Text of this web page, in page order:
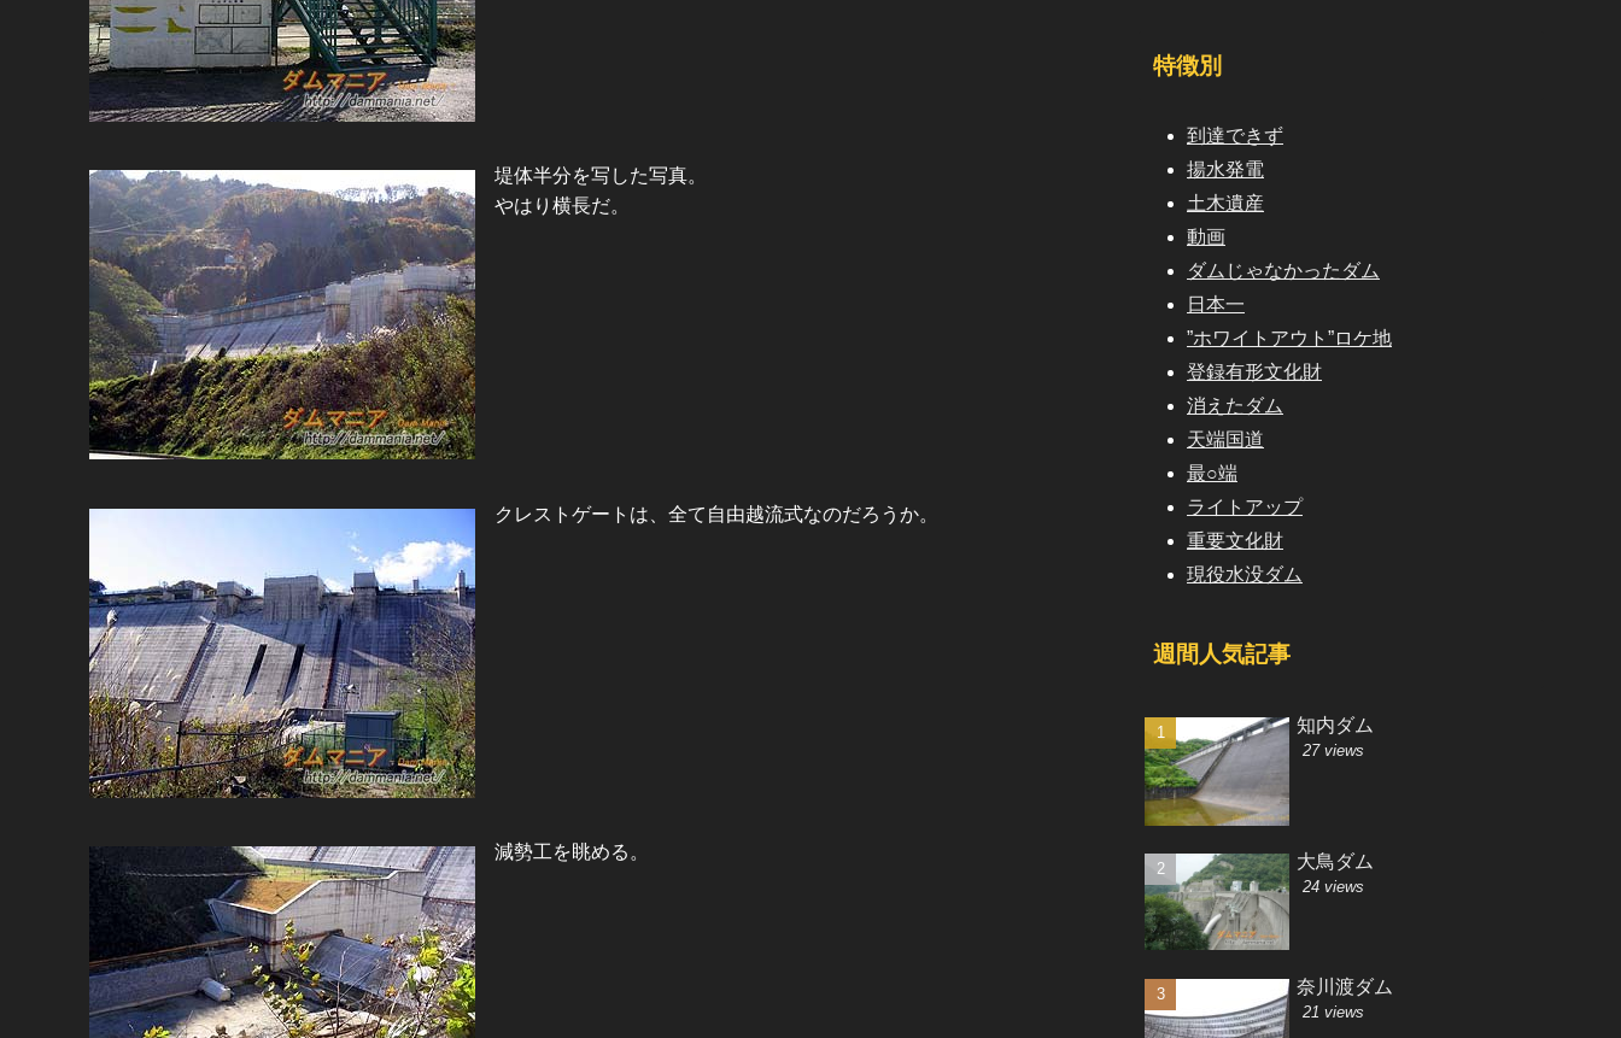
堤体半分を写した写真。
やはり横長だ。
クレストゲートは、全て自由越流式なのだろうか。
減勢工を眺める。
特徴別
到達できず
揚水発電
土木遺産
動画
ダムじゃなかったダム
日本一
”ホワイトアウト”ロケ地
登録有形文化財
消えたダム
天端国道
最○端
ライトアップ
重要文化財
現役水没ダム
週間人気記事
知内ダム
27 views
大鳥ダム
24 views
奈川渡ダム
21 views